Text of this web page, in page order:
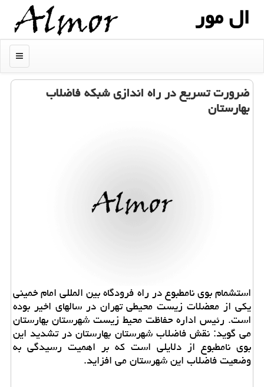
ال مور
منو
ضرورت تسریع در راه اندازی شبكه فاضلاب
بهارستان
استشمام بوی نامطبوع در راه فرودگاه بین المللی امام خمینی
یكی از معضلات زیست محیطی تهران در سالهای اخیر بوده
است. رئیس اداره حفاظت محیط زیست شهرستان بهارستان
می گوید: نقش فاضلاب شهرستان بهارستان در تشدید این
بوی نامطبوع از دلایلی است كه بر اهمیت رسیدگی به
وضعیت فاضلاب این شهرستان می افزاید.